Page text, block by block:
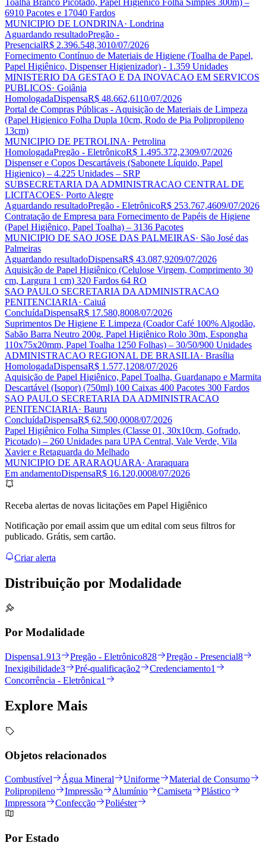
Toalha Branco Picotado, Papel Higiênico Folha Simples 300m) –
6910 Pacotes e 17040 Fardos
MUNICIPIO DE LONDRINA· Londrina
Aguardando resultadoPregão -
PresencialR$ 2.396.548,3010/07/2026
Fornecimento Contínuo de Materiais de Higiene (Toalha de Papel,
Papel Higiênico, Dispenser Higienizador) - 1.359 Unidades
MINISTERIO DA GESTAO E DA INOVACAO EM SERVICOS
PUBLICOS· Goiânia
HomologadaDispensaR$ 48.662,6110/07/2026
Portal de Compras Públicas - Aquisição de Materiais de Limpeza
(Papel Higienico Folha Dupla 10cm, Rodo de Pia Polipropileno
13cm)
MUNICIPIO DE PETROLINA· Petrolina
HomologadaPregão - EletrônicoR$ 1.495.372,2309/07/2026
Dispenser e Copos Descartáveis (Sabonete Líquido, Papel
Higienico) – 4.225 Unidades – SRP
SUBSECRETARIA DA ADMINISTRACAO CENTRAL DE
LICITACOES· Porto Alegre
Aguardando resultadoPregão - EletrônicoR$ 253.767,4609/07/2026
Contratação de Empresa para Fornecimento de Papéis de Higiene
(Papel Higiênico, Papel Toalha) – 3136 Pacotes
MUNICIPIO DE SAO JOSE DAS PALMEIRAS· São José das
Palmeiras
Aguardando resultadoDispensaR$ 43.087,9209/07/2026
Aquisição de Papel Higiênico (Celulose Virgem, Comprimento 30
cm, Largura 1 cm) 320 Fardos 64 RO
SAO PAULO SECRETARIA DA ADMINISTRACAO
PENITENCIARIA· Caiuá
ConcluídaDispensaR$ 17.580,8008/07/2026
Suprimentos De Higiene E Limpeza (Coador Café 100% Algodão,
Sabão Barra Neutro 200g, Papel Higiênico Rolo 30m, Espongha
110x75x20mm, Papel Toalha 1250 Folhas) – 30/50/900 Unidades
ADMINISTRACAO REGIONAL DE BRASILIA· Brasília
HomologadaDispensaR$ 1.577,1208/07/2026
Aquisição de Papel Higiênico, Papel Toalha, Guardanapo e Marmita
Descartável (Isopor) (750ml) 100 Caixas 400 Pacotes 300 Fardos
SAO PAULO SECRETARIA DA ADMINISTRACAO
PENITENCIARIA· Bauru
ConcluídaDispensaR$ 62.500,0008/07/2026
Papel Higiênico Folha Simples (Classe 01, 30x10cm, Gofrado,
Picotado) – 260 Unidades para UPA Central, Vale Verde, Vila
Xavier e Retaguarda do Melhado
MUNICIPIO DE ARARAQUARA· Araraquara
Em andamentoDispensaR$ 16.120,0008/07/2026
Receba alertas de novas licitações em Papel Higiênico
Notificação por email assim que um edital com seus filtros for
publicado. Grátis, sem cartão.
Criar alerta
Distribuição por Modalidade
Por Modalidade
Dispensa1.913 Pregão - Eletrônico828 Pregão - Presencial8
Inexigibilidade3 Pré-qualificação2 Credenciamento1
Concorrência - Eletrônica1
Explore Mais
Objetos relacionados
Combustível Água Mineral Uniforme
Material de Consumo
Polipropileno
Impressão Alumínio Camiseta
Plástico
Impressora
Confecção Poliéster
Por Estado